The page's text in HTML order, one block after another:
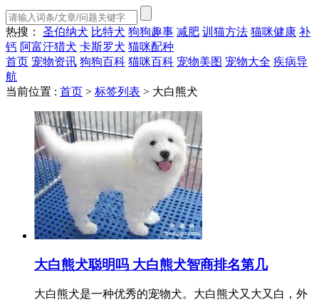
热搜： 圣伯纳犬 比特犬 狗狗趣事 减肥 训猫方法 猫咪健康 补
钙 阿富汗猎犬 卡斯罗犬 猫咪配种
首页 宠物资讯 狗狗百科 猫咪百科 宠物美图 宠物大全 疾病导
航
当前位置 : 首页 > 标签列表 > 大白熊犬
大白熊犬聪明吗 大白熊犬智商排名第几
大白熊犬是一种优秀的宠物犬。大白熊犬又大又白，外